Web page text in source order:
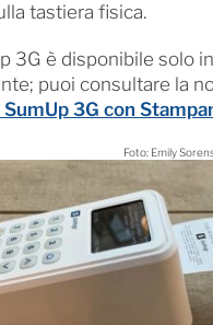
tastiera fisica.
3G è disponibile solo
puoi consultare la
3G con
Foto: Emily